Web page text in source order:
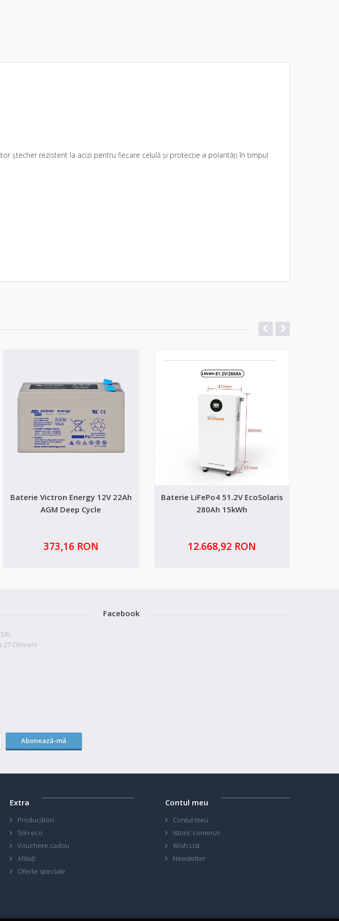
ștecher rezistent la acizi pentru fiecare celulă și protecție a polarități în timpul
Baterie Victron Energy 12V 22Ah
AGM Deep Cycle
373,16 RON
Baterie LiFePo4 51.2V EcoSolaris
280Ah 15kWh
12.668,92 RON
27 Clinceni
Facebook
Abonează-mă
Extra
Producători
Stiri eco
Vouchere cadou
Afiliaţi
Oferte speciale
Contul meu
Contul meu
Istoric comenzi
Wish List
Newsletter